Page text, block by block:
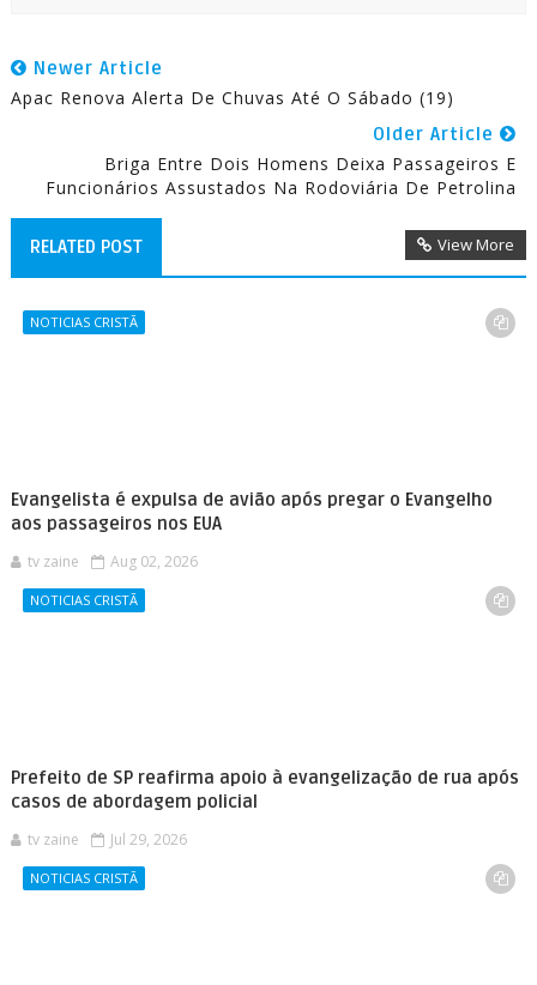
Newer Article
Apac Renova Alerta De Chuvas Até O Sábado (19)
Older Article
Briga Entre Dois Homens Deixa Passageiros E
Funcionários Assustados Na Rodoviária De Petrolina
RELATED POST View More
NOTICIAS CRISTÃ
Evangelista é expulsa de avião após pregar o Evangelho
aos passageiros nos EUA
tv zaine Aug 02, 2026
NOTICIAS CRISTÃ
Prefeito de SP reafirma apoio à evangelização de rua após
casos de abordagem policial
tv zaine Jul 29, 2026
NOTICIAS CRISTÃ